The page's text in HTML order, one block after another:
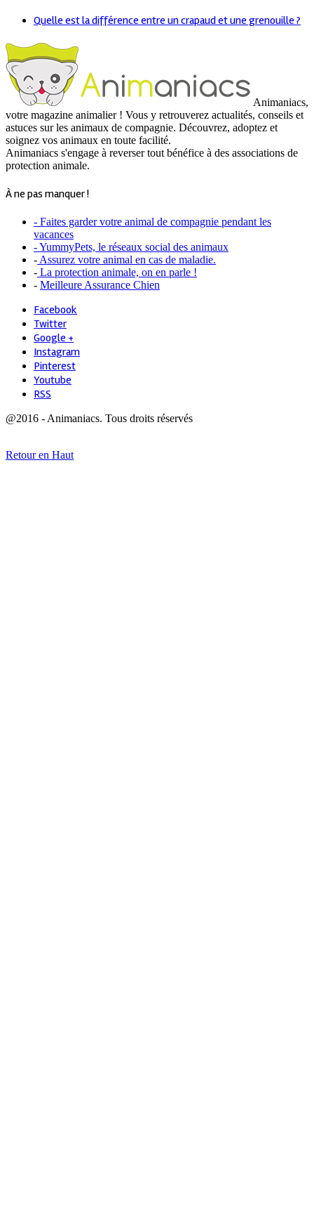
Quelle est la différence entre un crapaud et une grenouille ?
Animaniacs,
votre magazine animalier ! Vous y retrouverez actualités, conseils et
astuces sur les animaux de compagnie. Découvrez, adoptez et
soignez vos animaux en toute facilité.
Animaniacs s'engage à reverser tout bénéfice à des associations de
protection animale.
À ne pas manquer !
- Faites garder votre animal de compagnie pendant les
vacances
- YummyPets, le réseaux social des animaux
- Assurez votre animal en cas de maladie.
- La protection animale, on en parle !
- Meilleure Assurance Chien
Facebook
Twitter
Google +
Instagram
Pinterest
Youtube
RSS
@2016 - Animaniacs. Tous droits réservés
Retour en Haut